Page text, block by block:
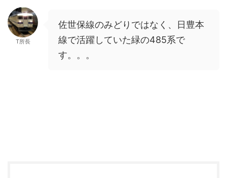
T所長
佐世保線のみどりではなく、日豊本
線で活躍していた緑の485系で
す。。。